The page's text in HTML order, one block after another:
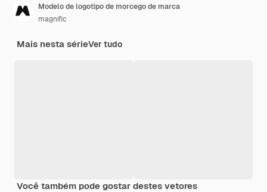
Modelo de logotipo de morcego de marca
magnific
Mais nesta sérieVer tudo
Você também pode gostar destes vetores